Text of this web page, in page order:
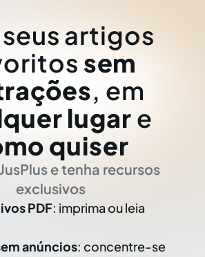
artigos
sem
, em
lugar e
quiser
e tenha recursos
exclusivos
PDF: imprima ou leia
anúncios: concentre-se